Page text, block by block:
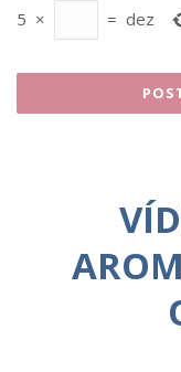
5 × = dez